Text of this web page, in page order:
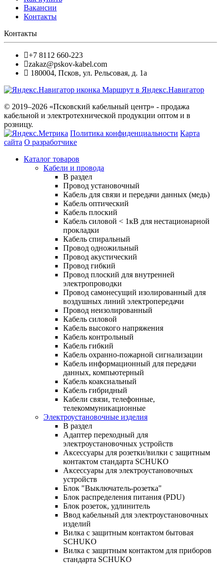
Вакансии
Контакты
Контакты
+7 8112 660-223
zakaz@pskov-kabel.com
180004, Псков, ул. Рельсовая, д. 1а
Маршрут в Яндекс.Навигатор
© 2019–2026 «Псковский кабельный центр» - продажа
кабельной и электротехнической продукции оптом и в
розницу.
Политика конфиденциальности Карта
сайта О разработчике
Каталог товаров
Кабели и провода
В раздел
Провод установочный
Кабель для связи и передачи данных (медь)
Кабель оптический
Кабель плоский
Кабель силовой < 1кВ для нестационарной
прокладки
Кабель спиральный
Провод одножильный
Провод акустический
Провод гибкий
Провод плоский для внутренней
электропроводки
Провод самонесущий изолированный для
воздушных линий электропередачи
Провод неизолированный
Кабель силовой
Кабель высокого напряжения
Кабель контрольный
Кабель гибкий
Кабель охранно-пожарной сигнализации
Кабель информационный для передачи
данных, компьютерный
Кабель коаксиальный
Кабель гибридный
Кабели связи, телефонные,
телекоммуникационные
Электроустановочные изделия
В раздел
Адаптер переходный для
электроустановочных устройств
Аксессуары для розетки/вилки с защитным
контактом стандарта SCHUKO
Аксессуары для электроустановочных
устройств
Блок "Выключатель-розетка"
Блок распределения питания (PDU)
Блок розеток, удлинитель
Ввод кабельный для электроустановочных
изделий
Вилка с защитным контактом бытовая
SCHUKO
Вилка с защитным контактом для приборов
стандарта SCHUKO